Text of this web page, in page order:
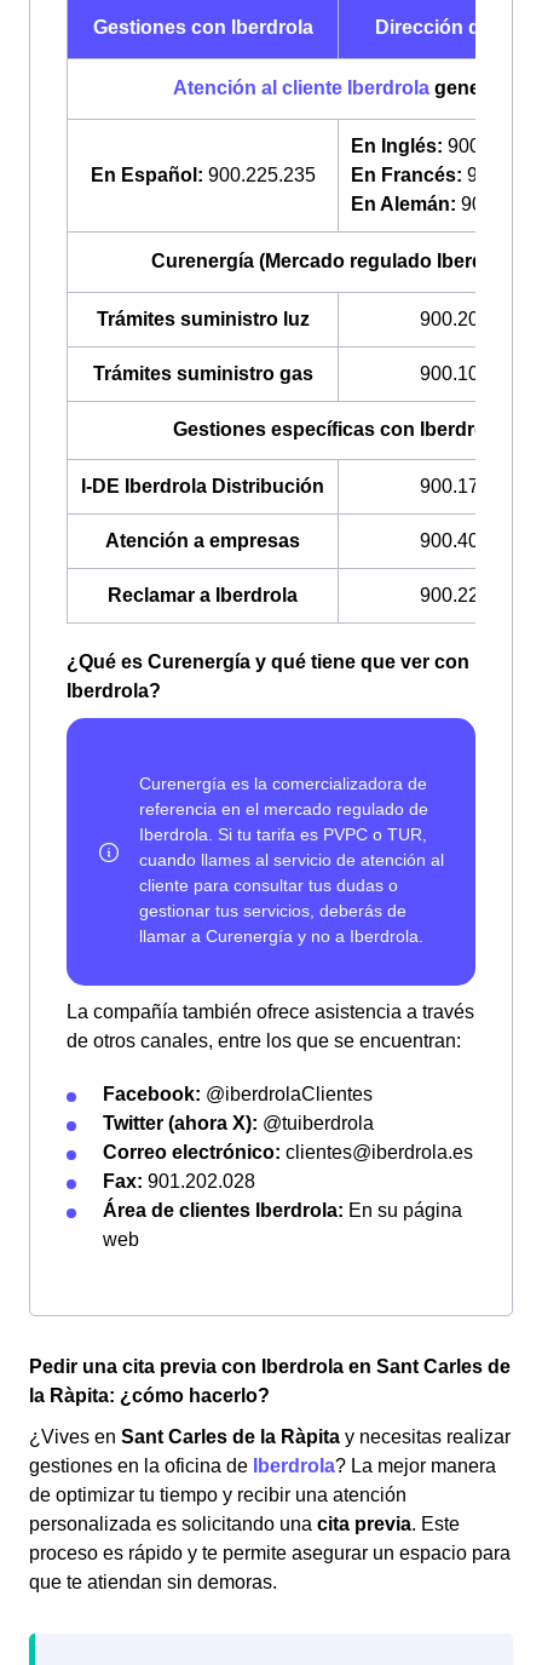
Gestiones con Iberdrola Dirección de
Atención al cliente Iberdrolageneral
En Español: 900.225.235
En Inglés: 900 322
En Francés: 900 322
En Alemán: 900 225
Curenergía (Mercado regulado Iberdrola)
Trámites suministro luz 900.200.708
Trámites suministro gas 900.100.309
Gestiones específicas con Iberdrola
I-DE Iberdrola Distribución 900.171.171
Atención a empresas 900.400.408
Reclamar a Iberdrola 900.225.235
¿Qué es Curenergía y qué tiene que ver con
Iberdrola?
La compañía también ofrece asistencia a través
de otros canales, entre los que se encuentran:
Facebook: @iberdrolaClientes
Twitter (ahora X): @tuiberdrola
Correo electrónico: clientes@iberdrola.es
Fax: 901.202.028
Área de clientes Iberdrola: En su página
web
Pedir una cita previa con Iberdrola en Sant Carles de
la Ràpita: ¿cómo hacerlo?
¿Vives en Sant Carles de la Ràpita y necesitas realizar
gestiones en la oficina de
Iberdrola? La mejor manera
de optimizar tu tiempo y recibir una atención
personalizada es solicitando una cita previa. Este
proceso es rápido y te permite asegurar un espacio para
que te atiendan sin demoras.